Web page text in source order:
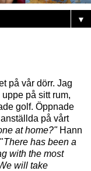
▼
på vår dörr. Jag
på sitt rum,
golf. Öppnade
på vårt
at home?" Hann
There has been a
with the most
will take